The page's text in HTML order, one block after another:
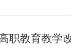
职教育教学